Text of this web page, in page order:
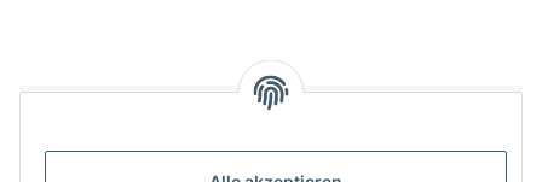
Benachrichtigen, wenn verfügbar